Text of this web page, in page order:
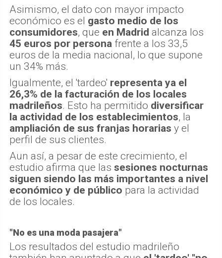
Asimismo, el dato con mayor impacto
económico es el gasto medio de los
consumidores, que en Madrid alcanza los
45 euros por persona frente a los 33,5
euros de la media nacional, lo que supone
un 34% más.
Igualmente, el 'tardeo' representa ya el
26,3% de la facturación de los locales
madrileños. Esto ha permitido diversificar
la actividad de los establecimientos, la
ampliación de sus franjas horarias y el
perfil de sus clientes.
Aun así, a pesar de este crecimiento, el
estudio afirma que las sesiones nocturnas
siguen siendo las más importantes a nivel
económico y de público para la actividad
de los locales.
"No es una moda pasajera"
Los resultados del estudio madrileño